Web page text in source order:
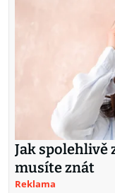
Jak spolehlivě
musíte znát
Reklama